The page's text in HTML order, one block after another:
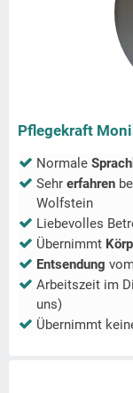
Pflegekraft
Normale
Sehr erfahren
Wolfstein
Liebevolles
Übernimmt
Entsendung
Arbeitszeit im
uns)
Übernimmt